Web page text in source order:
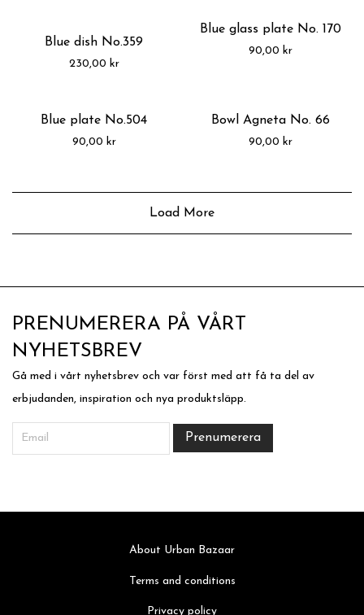
Blue dish No.359
230,00 kr
Blue glass plate No. 170
90,00 kr
Blue plate No.504
90,00 kr
Bowl Agneta No. 66
90,00 kr
Load More
PRENUMERERA PÅ VÅRT
NYHETSBREV
Gå med i vårt nyhetsbrev och var först med att få ta del av
erbjudanden, inspiration och nya produktsläpp.
About Urban Bazaar
Terms and conditions
Privacy policy